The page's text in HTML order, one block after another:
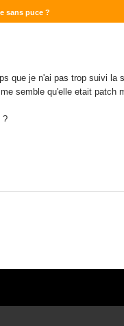
sans puce ?
que je n'ai pas trop suivi la
semble qu'elle etait patch
?